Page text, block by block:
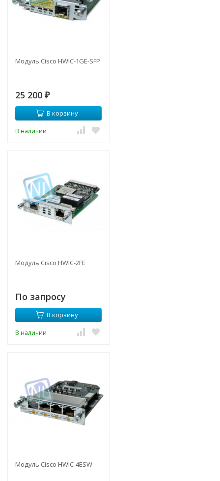
Модуль Cisco HWIC-1GE-SFP
25 200 ₽
В корзину
В наличии
Модуль Cisco HWIC-2FE
По запросу
В корзину
В наличии
Модуль Cisco HWIC-4ESW